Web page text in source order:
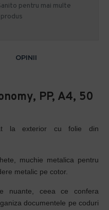
pentru mai multe
OPINII
PP, A4, 50
la exterior cu folie din
muchie metalica pentru
metalic pe cotor.
nuante, ceea ce confera
documentele pe coduri